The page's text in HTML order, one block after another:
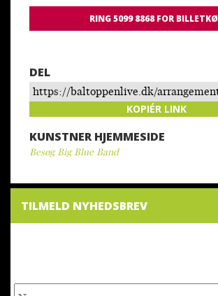
RING 5099 8868 FOR
DEL
https://baltoppenlive.dk/
time-stig-rossen-big-blue-band/
KOPIÉR LINK
KUNSTNER HJEMMESIDE
Besøg Big Blue Band
TILMELD NYHEDSBREV